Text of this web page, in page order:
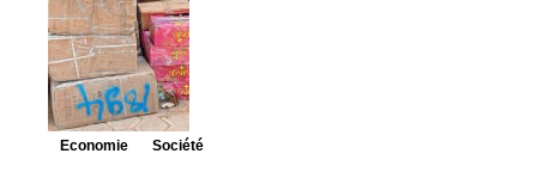
Economie Société